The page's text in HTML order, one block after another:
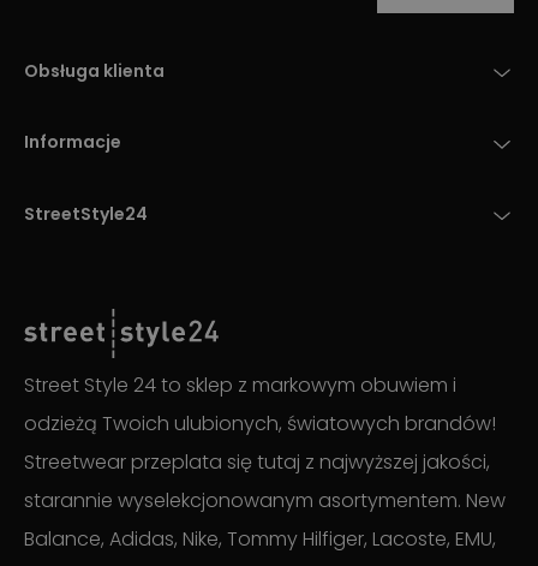
Obsługa klienta
Informacje
StreetStyle24
Street Style 24 to sklep z markowym obuwiem i
odzieżą Twoich ulubionych, światowych brandów!
Streetwear przeplata się tutaj z najwyższej jakości,
starannie wyselekcjonowanym asortymentem. New
Balance, Adidas, Nike, Tommy Hilfiger, Lacoste, EMU,